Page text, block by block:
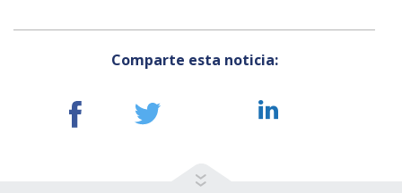
Comparte esta noticia: